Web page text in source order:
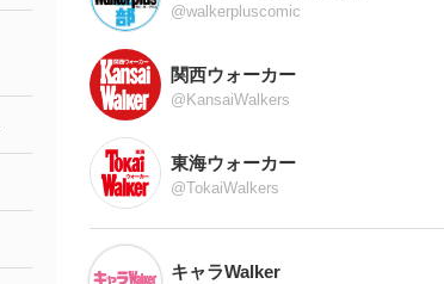
@walkerpluscomic
関西ウォーカー
@KansaiWalkers
東海ウォーカー
@TokaiWalkers
キャラWalker